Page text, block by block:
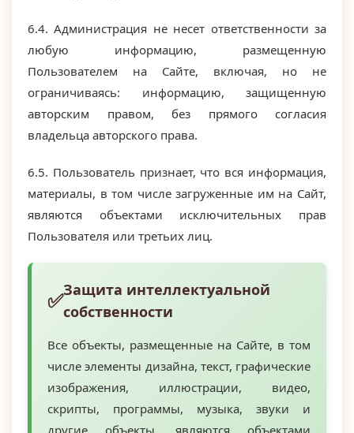
6.4. Администрация не несет ответственности за
любую информацию, размещенную
Пользователем на Сайте, включая, но не
ограничиваясь: информацию, защищенную
авторским правом, без прямого согласия
владельца авторского права.
6.5. Пользователь признает, что вся информация,
материалы, в том числе загруженные им на Сайт,
являются объектами исключительных прав
Пользователя или третьих лиц.
Защита интеллектуальной
собственности
Все объекты, размещенные на Сайте, в том
числе элементы дизайна, текст, графические
изображения, иллюстрации, видео,
скрипты, программы, музыка, звуки и
другие объекты, являются объектами